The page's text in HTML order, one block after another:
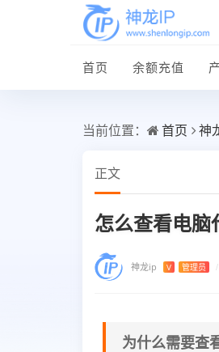
首页 余额充值
当前位置： 首页 神
正文
怎么查看电脑
神龙ip V 管理员 /
为什么需要查